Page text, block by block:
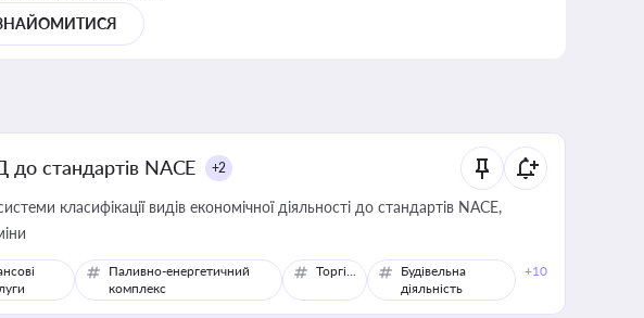
до стандартів NACE +2
класифікації видів економічної діяльності до стандартів NACE,
Паливно-енергетичний
комплекс
Торгівля
Будівельна
діяльність
+10